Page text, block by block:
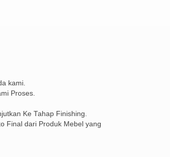
kami.
Proses.
Ke Tahap Finishing.
Final dari Produk Mebel yang